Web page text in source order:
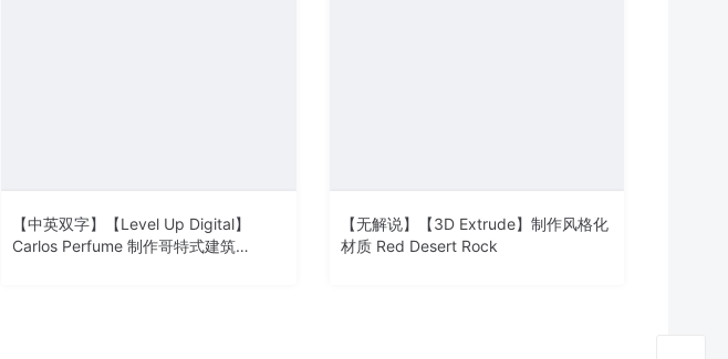
【中英双字】【Level Up Digital】
Carlos Perfume 制作哥特式建筑
【无解说】【3D Extrude】制作风格化
材质 Red Desert Rock